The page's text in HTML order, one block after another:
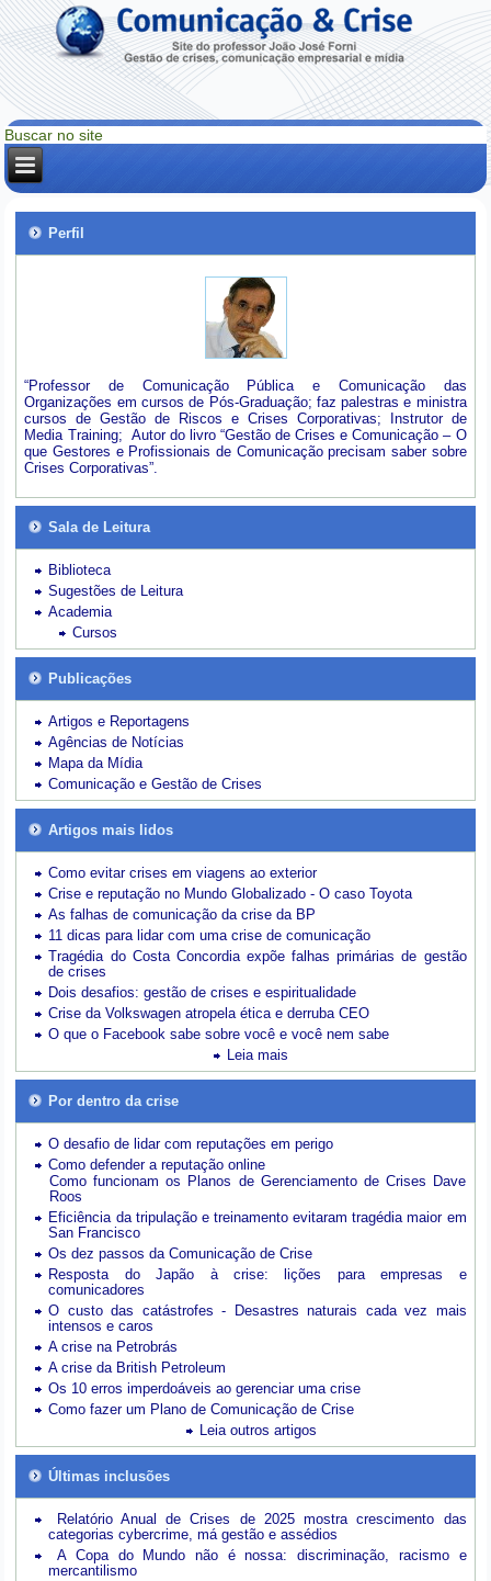
Perfil
“Professor de Comunicação Pública e Comunicação das
Organizações em cursos de Pós-Graduação; faz palestras e ministra
cursos de Gestão de Riscos e Crises Corporativas; Instrutor de
Media Training; Autor do livro “Gestão de Crises e Comunicação – O
que Gestores e Profissionais de Comunicação precisam saber sobre
Crises Corporativas”.
Sala de Leitura
Biblioteca
Sugestões de Leitura
Academia
Cursos
Publicações
Artigos e Reportagens
Agências de Notícias
Mapa da Mídia
Comunicação e Gestão de Crises
Artigos mais lidos
Como evitar crises em viagens ao exterior
Crise e reputação no Mundo Globalizado - O caso Toyota
As falhas de comunicação da crise da BP
11 dicas para lidar com uma crise de comunicação
Tragédia do Costa Concordia expõe falhas primárias de gestão
de crises
Dois desafios: gestão de crises e espiritualidade
Crise da Volkswagen atropela ética e derruba CEO
O que o Facebook sabe sobre você e você nem sabe
Leia mais
Por dentro da crise
O desafio de lidar com reputações em perigo
Como defender a reputação online
Como funcionam os Planos de Gerenciamento de Crises Dave
Roos
Eficiência da tripulação e treinamento evitaram tragédia maior em
San Francisco
Os dez passos da Comunicação de Crise
Resposta do Japão à crise: lições para empresas e
comunicadores
O custo das catástrofes -
Desastres naturais cada vez mais
intensos e caros
A crise na Petrobrás
A crise da British Petroleum
Os 10 erros imperdoáveis ao gerenciar uma crise
Como fazer um Plano de Comunicação de Crise
Leia outros artigos
Últimas inclusões
Relatório Anual de Crises de 2025 mostra crescimento das
categorias cybercrime, má gestão e assédios
A Copa do Mundo não é nossa: discriminação, racismo e
mercantilismo